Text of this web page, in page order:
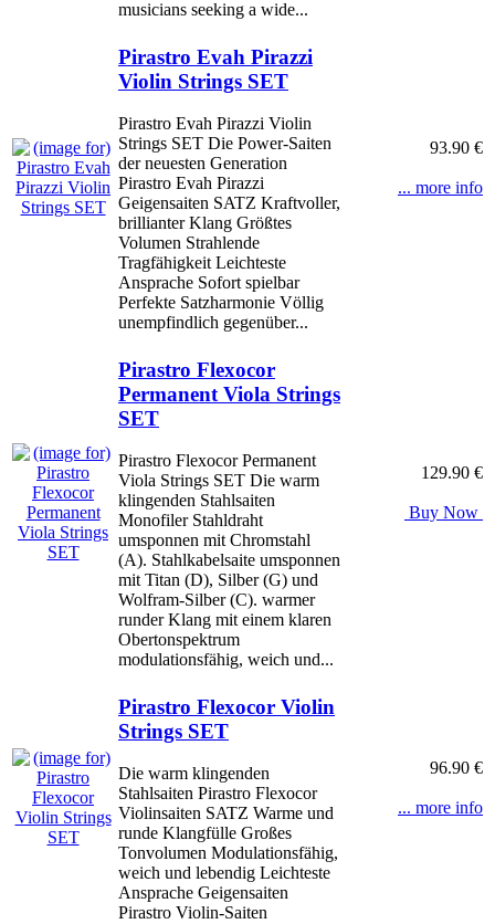
musicians seeking a wide...
Pirastro Evah Pirazzi
Violin Strings SET
Pirastro Evah Pirazzi Violin
Strings SET Die Power-Saiten
der neuesten Generation
Pirastro Evah Pirazzi
Geigensaiten SATZ Kraftvoller,
brillianter Klang Größtes
Volumen Strahlende
Tragfähigkeit Leichteste
Ansprache Sofort spielbar
Perfekte Satzharmonie Völlig
unempfindlich gegenüber...
93.90 €
... more info
Pirastro Flexocor
Permanent Viola Strings
SET
Pirastro Flexocor Permanent
Viola Strings SET Die warm
klingenden Stahlsaiten
Monofiler Stahldraht
umsponnen mit Chromstahl
(A). Stahlkabelsaite umsponnen
mit Titan (D), Silber (G) und
Wolfram-Silber (C). warmer
runder Klang mit einem klaren
Obertonspektrum
modulationsfähig, weich und...
129.90 €
Buy Now
Pirastro Flexocor Violin
Strings SET
Die warm klingenden
Stahlsaiten Pirastro Flexocor
Violinsaiten SATZ Warme und
runde Klangfülle Großes
Tonvolumen Modulationsfähig,
weich und lebendig Leichteste
Ansprache Geigensaiten
Pirastro Violin-Saiten
96.90 €
... more info